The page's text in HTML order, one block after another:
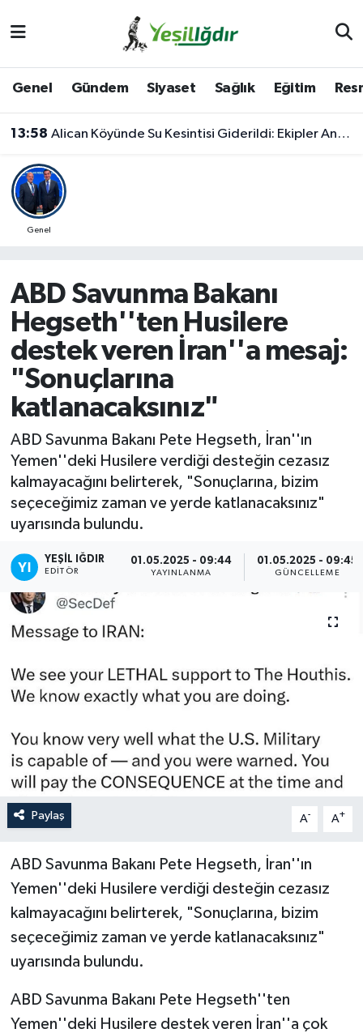
Genel Gündem Siyaset Sağlık Eğitim
13:58 Alican Köyünde Su Kesintisi Giderildi: Ekipler Anında Müdahale Etti
Genel
ABD Savunma Bakanı
Hegseth''ten Husilere
destek veren İran''a mesaj:
"Sonuçlarına
katlanacaksınız"
ABD Savunma Bakanı Pete Hegseth, İran''ın
Yemen''deki Husilere verdiği desteğin cezasız
kalmayacağını belirterek, "Sonuçlarına, bizim
seçeceğimiz zaman ve yerde katlanacaksınız"
uyarısında bulundu.
YEŞIL IĞDIR
EDITÖR
01.05.2025 - 09:44
YAYINLANMA
01.05.2025 - 09:45
GÜNCELLEME
Paylaş A- A+
ABD Savunma Bakanı Pete Hegseth, İran''ın
Yemen''deki Husilere verdiği desteğin cezasız
kalmayacağını belirterek, "Sonuçlarına, bizim
seçeceğimiz zaman ve yerde katlanacaksınız"
uyarısında bulundu.
ABD Savunma Bakanı Pete Hegseth''ten
Yemen''deki Husilere destek veren İran''a çok
İğdir Namaz Vakitleri
Iğdır Trafik Yoğunluk Haritası
Süper Lig Puan Durumu ve Fikstür
Son Dakika Haberleri
Haber Arşivi